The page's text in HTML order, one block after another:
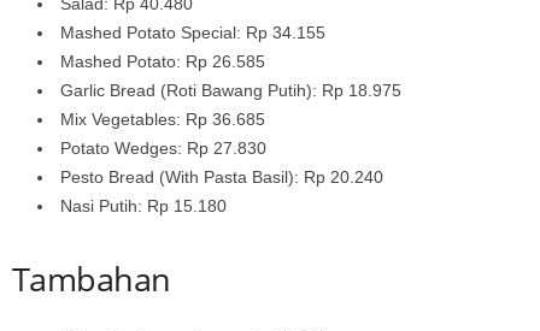
Mashed Potato Special: Rp 34.155
Mashed Potato: Rp 26.585
Garlic Bread (Roti Bawang Putih): Rp 18.975
Mix Vegetables: Rp 36.685
Potato Wedges: Rp 27.830
Pesto Bread (With Pasta Basil): Rp 20.240
Nasi Putih: Rp 15.180
Tambahan